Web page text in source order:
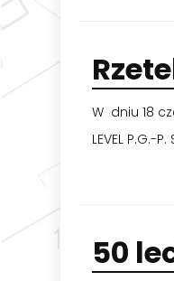
W dniu 18
LEVEL
50